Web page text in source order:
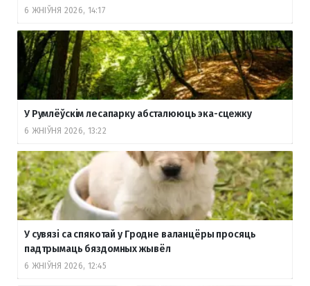
6 ЖНІЎНЯ 2026, 14:17
У Румлёўскім лесапарку абсталююць эка-сцежку
6 ЖНІЎНЯ 2026, 13:22
У сувязі са спякотай у Гродне валанцёры просяць
падтрымаць бяздомных жывёл
6 ЖНІЎНЯ 2026, 12:45